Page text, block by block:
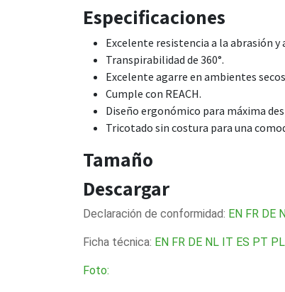
Especificaciones
Excelente resistencia a la abrasión y
Transpirabilidad de 360°.
Excelente agarre en ambientes
Cumple con REACH.
Diseño ergonómico para máxima
Tricotado sin costura para una
Tamaño
Descargar
Declaración de conformidad: EN FR DE
Ficha técnica: EN FR DE NL IT ES PT PL
Foto: